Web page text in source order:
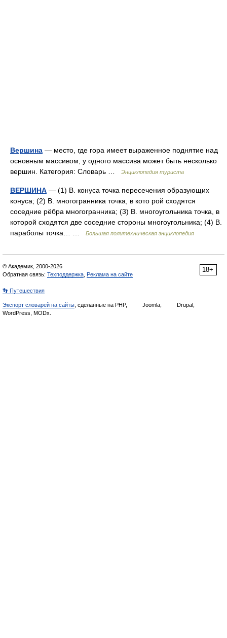
Вершина — место, где гора имеет выраженное поднятие над
основным массивом, у одного массива может быть несколько
вершин. Категория: Словарь …
Энциклопедия туриста
ВЕРШИНА — (1) В. конуса точка пересечения образующих
конуса; (2) В. многогранника точка, в кото рой сходятся
соседние рёбра многогранника; (3) В. многоугольника точка, в
которой сходятся две соседние стороны многоугольника; (4) В.
параболы точка… …
Большая политехническая энциклопедия
18+
© Академик, 2000-2026
Обратная связь: Техподдержка Реклама на сайте
👣 Путешествия
Экспорт словарей на сайты , сделанные на PHP, Joomla,
Drupal,
WordPress, MODx.